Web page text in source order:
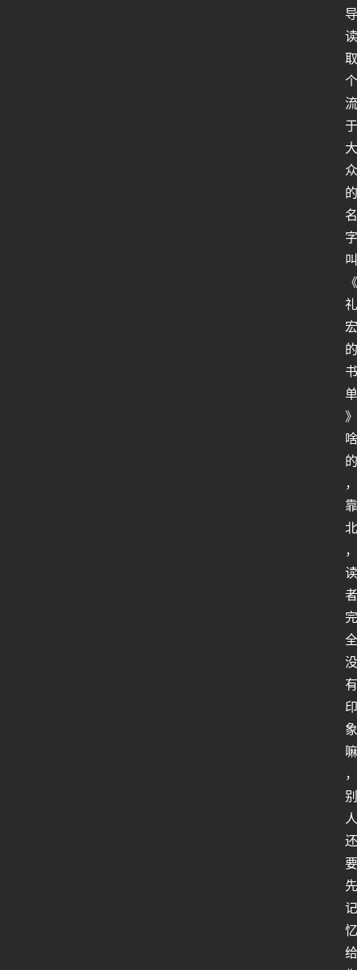
导
读
取
个
流
于
大
众
的
名
字
叫
《
礼
宏
的
书
单
》
啥
的
，
靠
北
，
读
者
完
全
没
有
印
象
嘛
，
别
人
还
要
先
记
忆
给